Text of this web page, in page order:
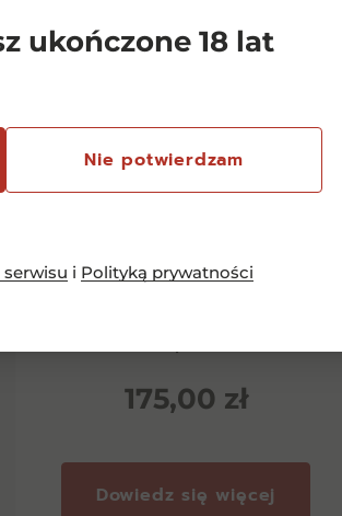
ukończone 18 lat
Nie potwierdzam
i Polityką prywatności
Chianti Classico Riserva
175,00 zł
Dowiedz się więcej